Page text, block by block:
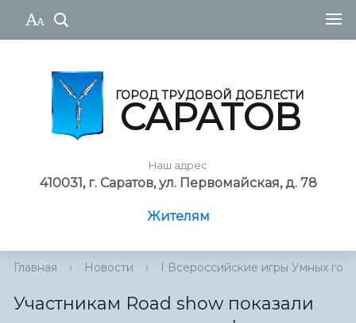
ГОРОД ТРУДОВОЙ ДОБЛЕСТИ
САРАТОВ
Наш адрес
410031, г. Саратов, ул. Первомайская, д. 78
Жителям
Главная › Новости › I Всероссийские игры Умных
Участникам Road show показали